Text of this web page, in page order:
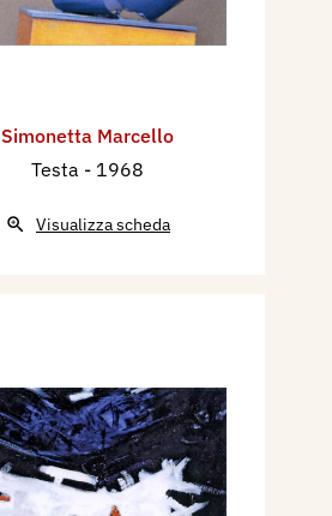
Simonetta Marcello
Testa - 1968
Visualizza scheda